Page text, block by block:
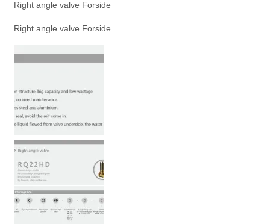
Right angle valve Forside
Right angle valve Forside